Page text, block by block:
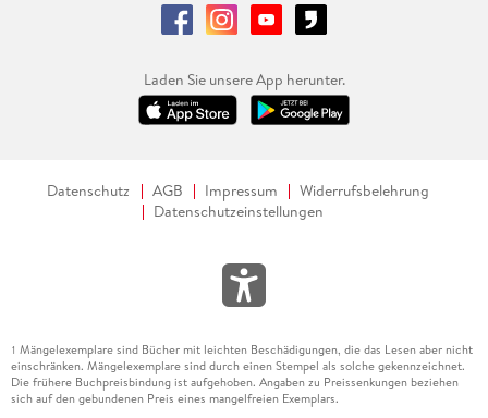
Laden Sie unsere App herunter.
Datenschutz AGB Impressum
Widerrufsbelehrung
Datenschutzeinstellungen
1 Mängelexemplare sind Bücher mit leichten Beschädigungen, die das Lesen aber nicht
einschränken. Mängelexemplare sind durch einen Stempel als solche gekennzeichnet.
Die frühere Buchpreisbindung ist aufgehoben. Angaben zu Preissenkungen beziehen
sich auf den gebundenen Preis eines mangelfreien Exemplars.